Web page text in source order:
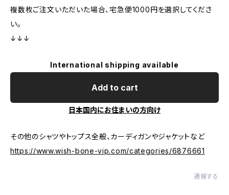
複数枚ご注文いただいた場合、宅急便1000円を選択してくださ
い。
↓↓↓
International shipping available
Add to cart
日本国内にお住まいの方向け
その他のシャツやトップス全般、カーディガンやジャケットなど
https://www.wish-bone-vip.com/categories/6876661
通報する